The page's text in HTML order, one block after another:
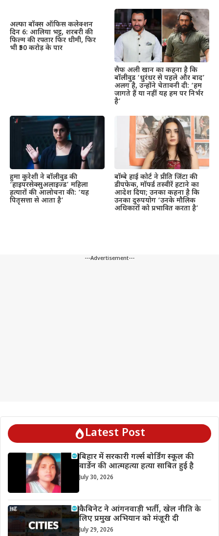
अल्फा बॉक्स ऑफिस कलेक्शन
दिन 6: आलिया भट्ट, शरबरी की
फिल्म की रफ्तार फिर धीमी, फिर
भी ₹50 करोड़ के पार
सैफ अली खान का कहना है कि
बॉलीवुड ‘धुरंधर से पहले और बाद’
अलग है, उन्होंने चेतावनी दी: ‘हम
जागते हैं या नहीं यह हम पर निर्भर
है’
हुमा कुरेशी ने बॉलीवुड की
‘हाइपरसेक्सुअलाइज्ड’ महिला
हत्यारों की आलोचना की: ‘यह
पितृसत्ता से आता है’
बॉम्बे हाई कोर्ट ने प्रीति जिंटा की
डीपफेक, मॉर्फ्ड तस्वीरें हटाने का
आदेश दिया; उनका कहना है कि
उनका दुरुपयोग ‘उनके मौलिक
अधिकारों को प्रभावित करता है’
---Advertisement---
Latest Post
बिहार में सरकारी गर्ल्स बोर्डिंग स्कूल की
वार्डेन की आत्महत्या हत्या साबित हुई है
July 30, 2026
कैबिनेट ने आंगनवाड़ी भर्ती, खेल नीति के
लिए प्रमुख अभियान को मंजूरी दी
July 29, 2026